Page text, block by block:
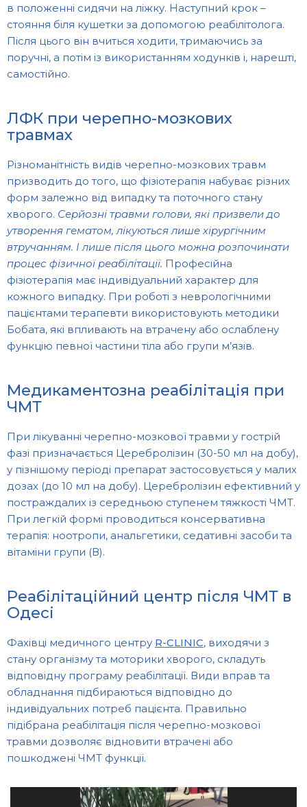
в положенні сидячи на ліжку. Наступний крок –
стояння біля кушетки за допомогою реабілітолога.
Після цього він вчиться ходити, тримаючись за
поручні, а потім із використанням ходунків і, нарешті,
самостійно.
ЛФК при черепно-мозкових
травмах
Різноманітність видів черепно-мозкових травм
призводить до того, що фізіотерапія набуває різних
форм залежно від випадку та поточного стану
хворого. Серйозні травми голови, які призвели до
утворення гематом, лікуються лише хірургічним
втручанням. І лише після цього можна розпочинати
процес фізичної реабілітації.
фізіотерапія має індивідуальний характер для
кожного випадку. При роботі з неврологічними
пацієнтами терапевти використовують методики
Бобата, які впливають на втрачену або ослаблену
функцію певної частини тіла або групи м’язів.
Медикаментозна реабілітація при
ЧМТ
При лікуванні черепно-мозкової травми у гострій
фазі призначається Церебролізин (30-50 мл на добу),
у пізнішому періоді препарат застосовується у малих
дозах (до 10 мл на добу). Церебролізин ефективний у
постраждалих із середньою ступенем тяжкості ЧМТ.
При легкій формі проводиться консервативна
терапія: ноотропи, анальгетики, седативні засоби та
вітаміни групи (В).
Реабілітаційний центр після ЧМТ в
Одесі
Фахівці медичного центру R-CLINIC, виходячи з
стану організму та моторики хворого, складуть
відповідну програму реабілітації. Види вправ та
обладнання підбираються відповідно до
індивідуальних потреб пацієнта. Правильно
підібрана реабілітація після черепно-мозкової
травми дозволяє відновити втрачені або
пошкоджені ЧМТ функції.
Відеопрогравач